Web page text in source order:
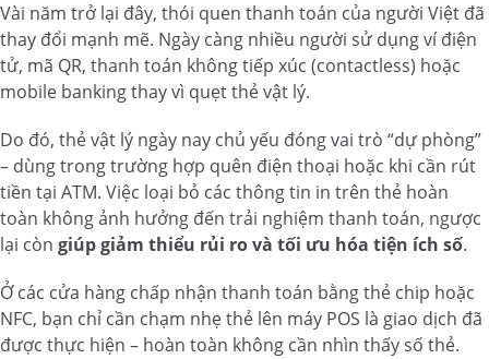
Vài năm trở lại đây, thói quen thanh toán của người Việt đã
thay đổi mạnh mẽ. Ngày càng nhiều người sử dụng ví điện
tử, mã QR, thanh toán không tiếp xúc (contactless) hoặc
mobile banking thay vì quẹt thẻ vật lý.
Do đó, thẻ vật lý ngày nay chủ yếu đóng vai trò “dự phòng”
– dùng trong trường hợp quên điện thoại hoặc khi cần rút
tiền tại ATM. Việc loại bỏ các thông tin in trên thẻ hoàn
toàn không ảnh hưởng đến trải nghiệm thanh toán, ngược
lại còn giúp giảm thiểu rủi ro và tối ưu hóa tiện ích số.
Ở các cửa hàng chấp nhận thanh toán bằng thẻ chip hoặc
NFC, bạn chỉ cần chạm nhẹ thẻ lên máy POS là giao dịch đã
được thực hiện – hoàn toàn không cần nhìn thấy số thẻ.